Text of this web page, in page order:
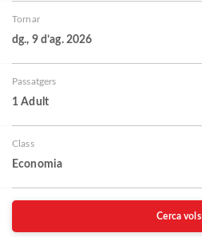
Tornar
dg., 9 d’ag. 2026
Passatgers
1 Adult
Class
Economia
Cerca vols